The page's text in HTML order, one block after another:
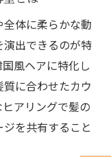
体に柔らかな動
出できるのが特
風ヘアに特化し
に合わせたカウ
アリングで髪の
を共有すること